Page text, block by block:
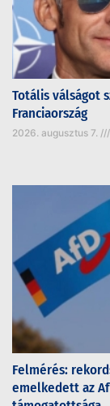
Totális válságot
Franciaország
2026. augusztus 7.
Felmérés:
emelkedett az